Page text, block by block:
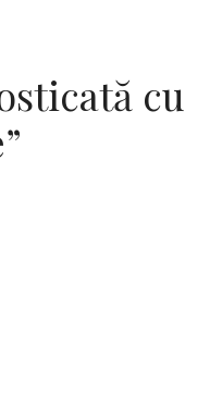
cu